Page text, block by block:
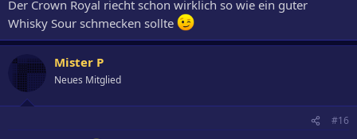
Der Crown Royal riecht schon wirklich so wie ein guter
Whisky Sour schmecken sollte
Mister P
Neues Mitglied
#16